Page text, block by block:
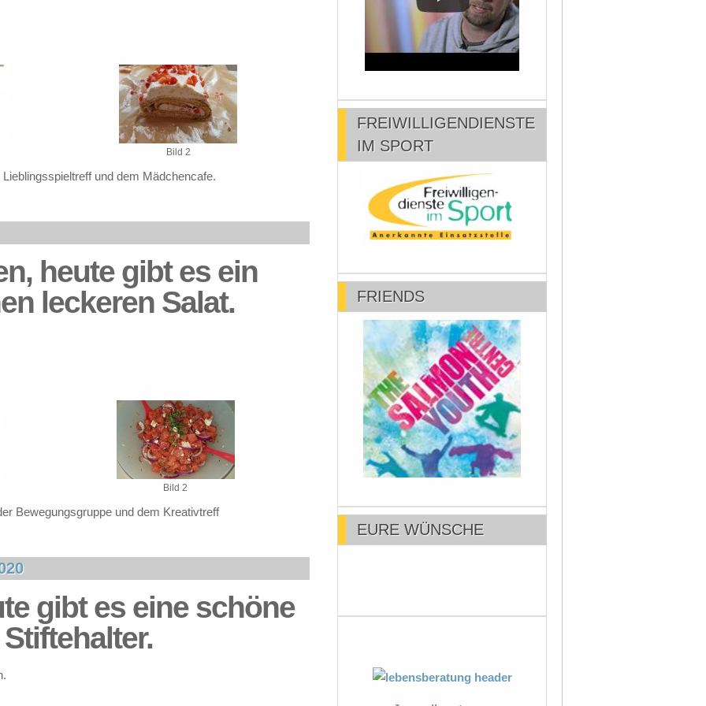
Bild 2
und dem Mädchencafe.
heute gibt es ein
leckeren Salat.
Bild 2
Bewegungsgruppe und dem Kreativtreff
gibt es eine schöne
FREIWILLIGENDIENSTE
IM SPORT
FRIENDS
EURE WÜNSCHE